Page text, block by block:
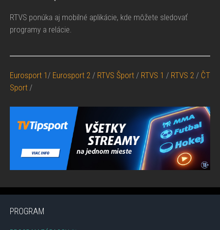
RTVS ponúka aj mobilné aplikácie, kde môžete sledovať
programy a relácie.
Eurosport 1 / Eurosport 2 / RTVS Šport / RTVS 1 / RTVS 2 / ČT
Sport /
PROGRAM